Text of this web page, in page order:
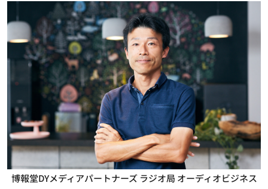
博報堂DYメディアパートナーズ ラジオ局 オーディオビジネス